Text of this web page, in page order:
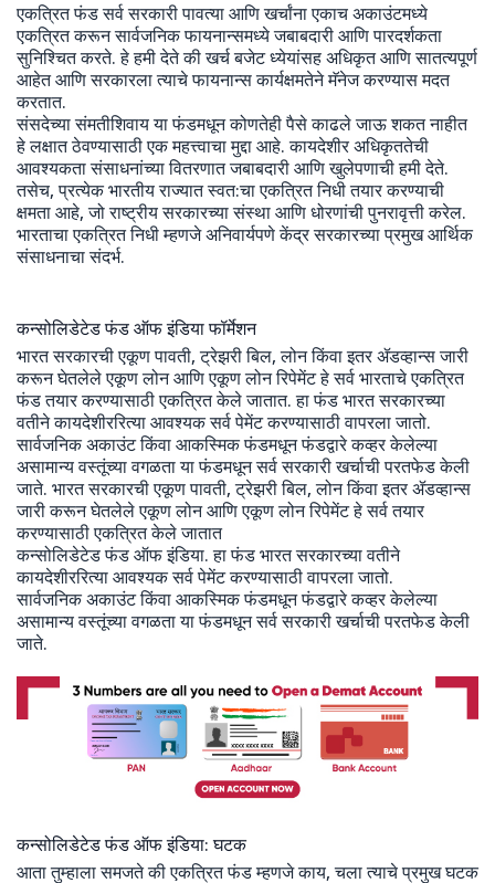
एकत्रित फंड सर्व सरकारी पावत्या आणि खर्चांना एकाच अकाउंटमध्ये
एकत्रित करून सार्वजनिक फायनान्समध्ये जबाबदारी आणि पारदर्शकता
सुनिश्चित करते. हे हमी देते की खर्च बजेट ध्येयांसह अधिकृत आणि सातत्यपूर्ण
आहेत आणि सरकारला त्याचे फायनान्स कार्यक्षमतेने मॅनेज करण्यास मदत
करतात.
संसदेच्या संमतीशिवाय या फंडमधून कोणतेही पैसे काढले जाऊ शकत नाहीत
हे लक्षात ठेवण्यासाठी एक महत्त्वाचा मुद्दा आहे. कायदेशीर अधिकृततेची
आवश्यकता संसाधनांच्या वितरणात जबाबदारी आणि खुलेपणाची हमी देते.
तसेच, प्रत्येक भारतीय राज्यात स्वत:चा एकत्रित निधी तयार करण्याची
क्षमता आहे, जो राष्ट्रीय सरकारच्या संस्था आणि धोरणांची पुनरावृत्ती करेल.
भारताचा एकत्रित निधी म्हणजे अनिवार्यपणे केंद्र सरकारच्या प्रमुख आर्थिक
संसाधनाचा संदर्भ.
कन्सोलिडेटेड फंड ऑफ इंडिया फॉर्मेशन
भारत सरकारची एकूण पावती, ट्रेझरी बिल, लोन किंवा इतर ॲडव्हान्स जारी
करून घेतलेले एकूण लोन आणि एकूण लोन रिपेमेंट हे सर्व भारताचे एकत्रित
फंड तयार करण्यासाठी एकत्रित केले जातात. हा फंड भारत सरकारच्या
वतीने कायदेशीररित्या आवश्यक सर्व पेमेंट करण्यासाठी वापरला जातो.
सार्वजनिक अकाउंट किंवा आकस्मिक फंडमधून फंडद्वारे कव्हर केलेल्या
असामान्य वस्तूंच्या वगळता या फंडमधून सर्व सरकारी खर्चाची परतफेड केली
जाते. भारत सरकारची एकूण पावती, ट्रेझरी बिल, लोन किंवा इतर ॲडव्हान्स
जारी करून घेतलेले एकूण लोन आणि एकूण लोन रिपेमेंट हे सर्व तयार
करण्यासाठी एकत्रित केले जातात
कन्सोलिडेटेड फंड ऑफ इंडिया. हा फंड भारत सरकारच्या वतीने
कायदेशीररित्या आवश्यक सर्व पेमेंट करण्यासाठी वापरला जातो.
सार्वजनिक अकाउंट किंवा आकस्मिक फंडमधून फंडद्वारे कव्हर केलेल्या
असामान्य वस्तूंच्या वगळता या फंडमधून सर्व सरकारी खर्चाची परतफेड केली
जाते.
कन्सोलिडेटेड फंड ऑफ इंडिया: घटक
आता तुम्हाला समजते की एकत्रित फंड म्हणजे काय, चला त्याचे प्रमुख घटक